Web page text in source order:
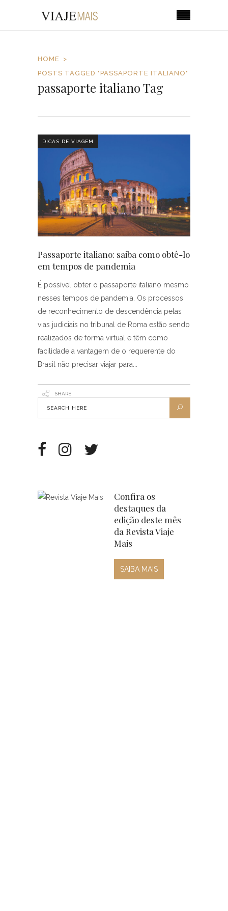
HOME
POSTS TAGGED "PASSAPORTE ITALIANO"
passaporte italiano Tag
DICAS DE VIAGEM
Passaporte italiano: saiba como obtê-lo
em tempos de pandemia
É possível obter o passaporte italiano mesmo
nesses tempos de pandemia. Os processos
de reconhecimento de descendência pelas
vias judiciais no tribunal de Roma estão sendo
realizados de forma virtual e têm como
facilidade a vantagem de o requerente do
Brasil não precisar viajar para
SHARE
Confira os
destaques da
edição deste mês
da Revista Viaje
Mais
SAIBA MAIS